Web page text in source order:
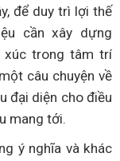
để duy trì lợi thế
cần xây dựng
xúc trong tâm trí
câu chuyện về
đại diện cho điều
mang tới.
ý nghĩa và khác